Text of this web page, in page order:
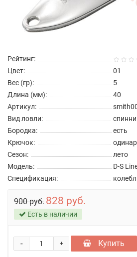
Рейтинг:
Цвет:
01
Вес (гр):
5
Длина (мм):
40
Артикул:
Вид ловли:
Бородка:
есть
Крючок:
Сезон:
лето
Модель:
D-S
Спецификация:
900 руб. 828 руб.
Есть в наличии
+
- Купить